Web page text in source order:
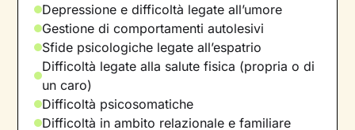
Depressione e difficoltà legate all’umore
Gestione di comportamenti autolesivi
Sfide psicologiche legate all’espatrio
Difficoltà legate alla salute fisica (propria o di
un caro)
Difficoltà psicosomatiche
Difficoltà in ambito relazionale e familiare